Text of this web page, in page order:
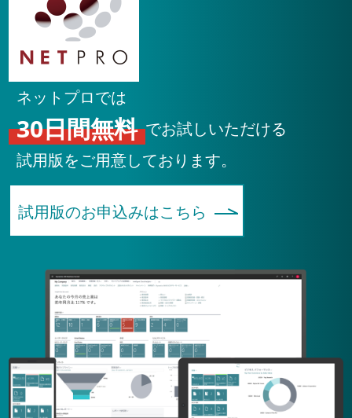
ネットプロでは
30日間無料 でお試しいただける
試用版をご用意しております。
試用版のお申込みはこちら